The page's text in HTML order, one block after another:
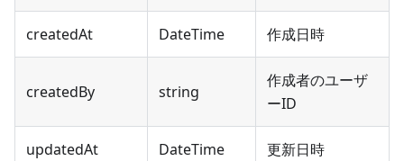
createdAt DateTime 作成日時
createdBy string
作成者のユーザ
ーID
updatedAt DateTime 更新日時